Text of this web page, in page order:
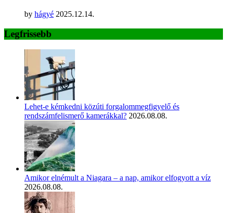
by hágyé 2025.12.14.
Legfrissebb
Lehet-e kémkedni közúti forgalommegfigyelő és
rendszámfelismerő kamerákkal? 2026.08.08.
Amikor elnémult a Niagara – a nap, amikor elfogyott a víz
2026.08.08.